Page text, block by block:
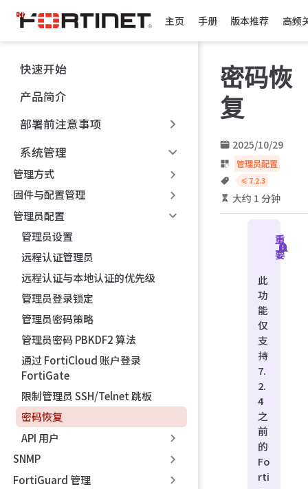
跳
至
主
內
容
主页 手册 版本推荐 高频
快速开始
产品简介
部署前注意事项
系统管理
管理方式
固件与配置管理
管理员配置
管理员设置
远程认证管理员
远程认证与本地认证的优先级
管理员登录锁定
管理员密码策略
管理员密码 PBKDF2 算法
通过 FortiCloud 账户登录
FortiGate
限制管理员 SSH/Telnet 跳板
密码恢复
API 用户
SNMP
FortiGuard 管理
密码恢
复
2025/10/29
管理员配置
≤ 7.2.3
大约 1 分钟
重
要
此
功
能
仅
支
持
7.
2.
4
之
前
的
Fo
rti